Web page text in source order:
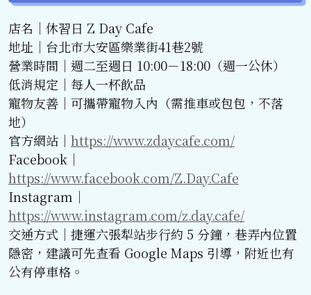
店名｜休習日 Z Day Cafe
地址｜台北市大安區樂業街41巷2號
營業時間｜週二至週日 10:00－18:00（週一公休）
低消規定｜每人一杯飲品
寵物友善｜可攜帶寵物入內（需推車或包包，不落
地）
官方網站｜ https://www.zdaycafe.com/
Facebook｜
https://www.facebook.com/Z.Day.Cafe
Instagram｜
https://www.instagram.com/z.day.cafe/
交通方式｜捷運六張犁站步行約 5 分鐘，巷弄內位置
隱密，建議可先查看 Google Maps 引導，附近也有
公有停車格。